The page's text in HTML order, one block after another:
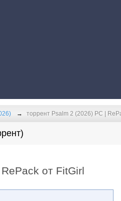
торрент Psalm 2 (2026) PC |
от FitGirl